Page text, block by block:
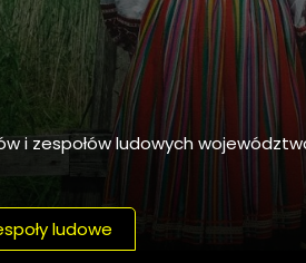
i zespołów ludowych
ludowe